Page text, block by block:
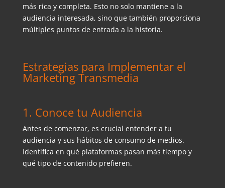
más rica y completa. Esto no solo mantiene a la
audiencia interesada, sino que también proporciona
múltiples puntos de entrada a la historia.
Estrategias para Implementar el
Marketing Transmedia
1. Conoce tu Audiencia
Antes de comenzar, es crucial entender a tu
audiencia y sus hábitos de consumo de medios.
Identifica en qué plataformas pasan más tiempo y
qué tipo de contenido prefieren.